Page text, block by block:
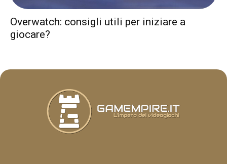
Overwatch: consigli utili per iniziare a
giocare?